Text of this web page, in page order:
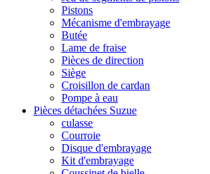
Pistons
Mécanisme d'embrayage
Butée
Lame de fraise
Pièces de direction
Siège
Croisillon de cardan
Pompe à eau
Pièces détachées Suzue
culasse
Courroie
Disque d'embrayage
Kit d'embrayage